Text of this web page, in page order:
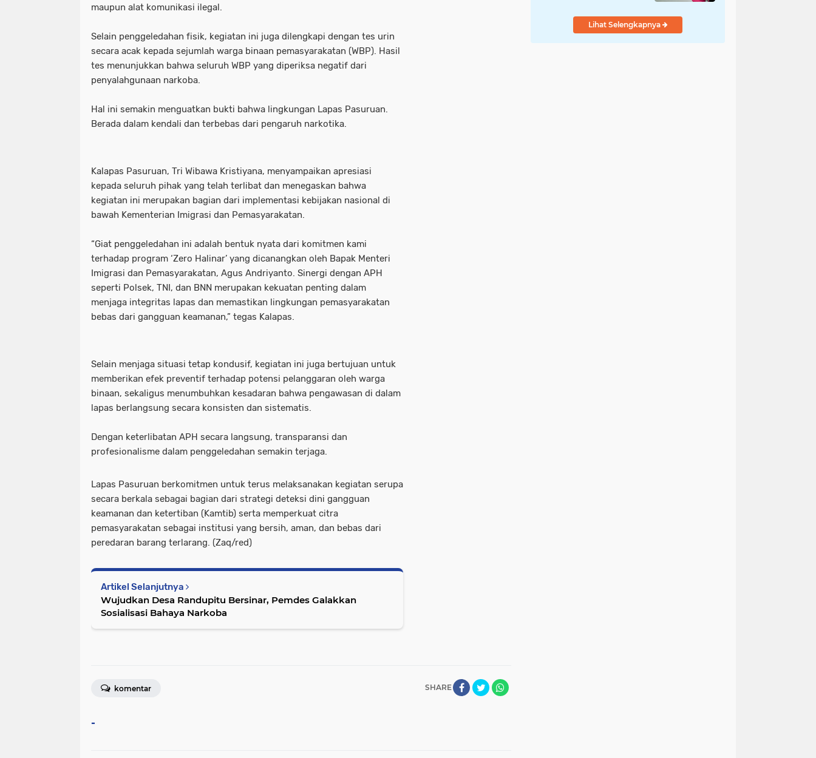
maupun alat komunikasi ilegal.
Selain penggeledahan fisik, kegiatan ini juga dilengkapi dengan tes urin
secara acak kepada sejumlah warga binaan pemasyarakatan (WBP). Hasil
tes menunjukkan bahwa seluruh WBP yang diperiksa negatif dari
penyalahgunaan narkoba.
Hal ini semakin menguatkan bukti bahwa lingkungan Lapas Pasuruan.
Berada dalam kendali dan terbebas dari pengaruh narkotika.
Kalapas Pasuruan, Tri Wibawa Kristiyana, menyampaikan apresiasi
kepada seluruh pihak yang telah terlibat dan menegaskan bahwa
kegiatan ini merupakan bagian dari implementasi kebijakan nasional di
bawah Kementerian Imigrasi dan Pemasyarakatan.
“Giat penggeledahan ini adalah bentuk nyata dari komitmen kami
terhadap program ‘Zero Halinar’ yang dicanangkan oleh Bapak Menteri
Imigrasi dan Pemasyarakatan, Agus Andriyanto. Sinergi dengan APH
seperti Polsek, TNI, dan BNN merupakan kekuatan penting dalam
menjaga integritas lapas dan memastikan lingkungan pemasyarakatan
bebas dari gangguan keamanan,” tegas Kalapas.
Selain menjaga situasi tetap kondusif, kegiatan ini juga bertujuan untuk
memberikan efek preventif terhadap potensi pelanggaran oleh warga
binaan, sekaligus menumbuhkan kesadaran bahwa pengawasan di dalam
lapas berlangsung secara konsisten dan sistematis.
Dengan keterlibatan APH secara langsung, transparansi dan
profesionalisme dalam penggeledahan semakin terjaga.
Lapas Pasuruan berkomitmen untuk terus melaksanakan kegiatan serupa
secara berkala sebagai bagian dari strategi deteksi dini gangguan
keamanan dan ketertiban (Kamtib) serta memperkuat citra
pemasyarakatan sebagai institusi yang bersih, aman, dan bebas dari
peredaran barang terlarang. (Zaq/red)
Artikel Selanjutnya
Wujudkan Desa Randupitu Bersinar, Pemdes Galakkan
Sosialisasi Bahaya Narkoba
SHARE
komentar
-
Lihat Selengkapnya